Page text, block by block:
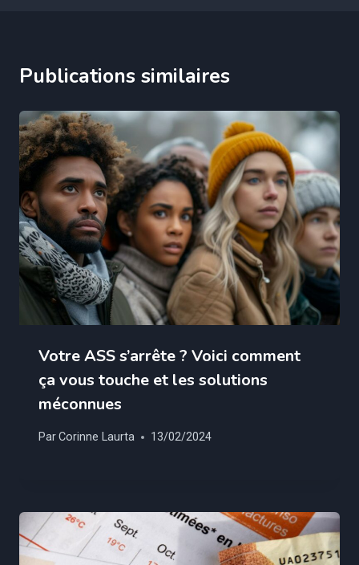
Publications similaires
Votre ASS s’arrête ? Voici comment
ça vous touche et les solutions
méconnues
ParCorinne Laurta 13/02/2024